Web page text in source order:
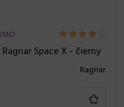
Space X - čierny
Ragnar